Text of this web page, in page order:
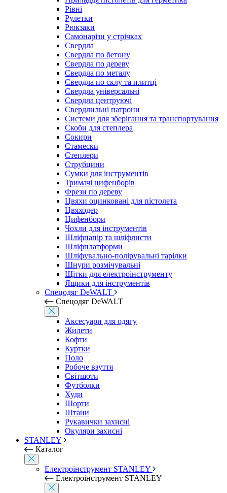
Рівні
Рулетки
Рюкзаки
Самонарізи у стрічках
Свердла
Свердла по бетону
Свердла по дереву
Свердла по металу
Свердла по склу та плитці
Свердла універсальні
Свердла центруючі
Свердлильні патрони
Системи для зберігання та транспортування
Скоби для степлера
Сокири
Стамески
Степлери
Струбцини
Сумки для інструментів
Тримачі цифенборів
Фрези по дереву
Цвяхи оцинковані для пістолета
Цвяходер
Цифенбори
Чохли для інструментів
Шліфпапір та шліфлисти
Шліфплатформи
Шліфувально-полірувальні тарілки
Шнури розмічувальні
Щітки для електроінструменту
Ящики для інструментів
Спецодяг DeWALT
Спецодяг DeWALT
Аксесуари для одягу
Жилети
Кофти
Куртки
Поло
Робоче взуття
Світшоти
Футболки
Худи
Шорти
Штани
Рукавички захисні
Окуляри захисні
STANLEY
Каталог
Електроінструмент STANLEY
Електроінструмент STANLEY